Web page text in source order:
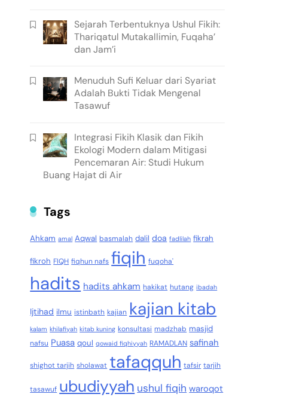
Sejarah Terbentuknya Ushul Fikih:
Thariqatul Mutakallimin, Fuqaha’
dan Jam’i
Menuduh Sufi Keluar dari Syariat
Adalah Bukti Tidak Mengenal
Tasawuf
Integrasi Fikih Klasik dan Fikih
Ekologi Modern dalam Mitigasi
Pencemaran Air: Studi Hukum
Buang Hajat di Air
Tags
Ahkam amal Aqwal basmalah dalil doa fadlilah fikrah
fikroh FIQH fiqhun nafs fiqih fuqoha'
hadits hadits ahkam hakikat hutang ibadah
Ijtihad ilmu istinbath kajian kajian kitab
kalam khilafiyah kitab kuning konsultasi madzhab masjid
nafsu Puasa qoul qowaid fiqhiyyah RAMADLAN safinah
shighot tarjih sholawat tafaqquh tafsir tarjih
tasawuf ubudiyyah ushul fiqih waroqot